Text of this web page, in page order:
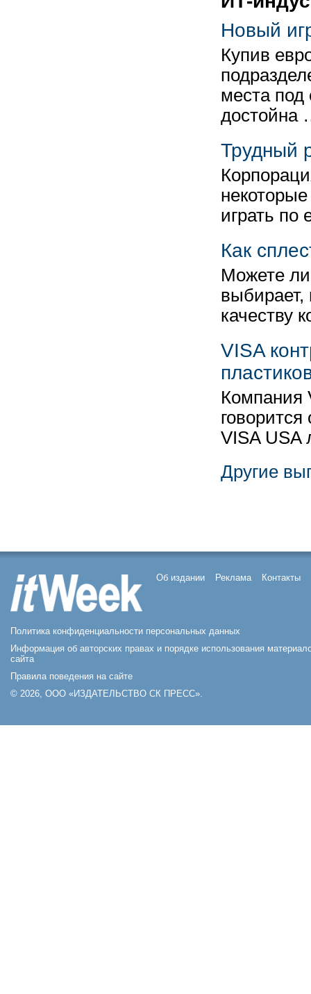
Новый
Купив
места под
достойна
Трудный
играть
Как
Можете ли
выбирает,
качеству
VISA
Компания
VISA USA
Другие
Об издании Реклама Контакты
Политика конфиденциальности персональных данных
Информация об авторских правах и порядке использования
сайта
Правила поведения на сайте
© 2026, ООО «ИЗДАТЕЛЬСТВО СК ПРЕСС».